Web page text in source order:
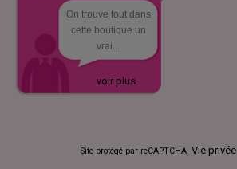
On trouve tout dans
cette boutique un
vrai...
voir plus
Site protégé par reCAPTCHA. Vie privée